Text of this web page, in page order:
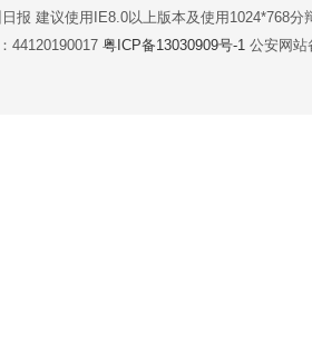
报 建议使用IE8.0以上版本及使用1024*768分
44120190017 粤ICP备13030909号-1 公安网站